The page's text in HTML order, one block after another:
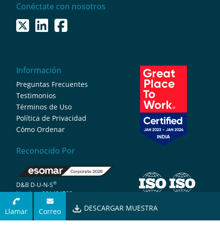
Llamar Correo DESCARGAR MUESTRA
Conéctate con nosotros
Información
Preguntas Frecuentes
Testimonios
Términos de Uso
Política de Privacidad
Cómo Ordenar
Reconocido Por
D&B D-U-N-S®
Number: 861494523